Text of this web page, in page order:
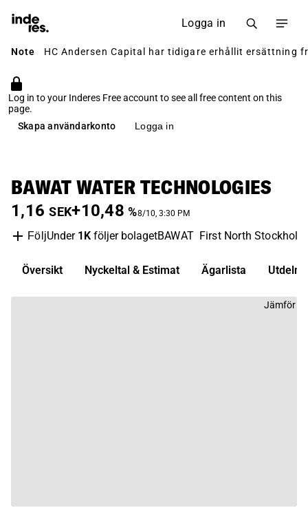
Logga in
Note HC Andersen Capital har tidigare erhållit
Log in to your Inderes Free account to see all free content on this
page.
Skapa användarkonto
Logga in
BAWAT WATER TECHNOLOGIES
1,16 SEK+10,48 %8/10, 3:30 PM
FöljUnder 1K följer bolagetBAWAT First North Stockholm
Översikt Nyckeltal & Estimat Ägarlista
Jämför